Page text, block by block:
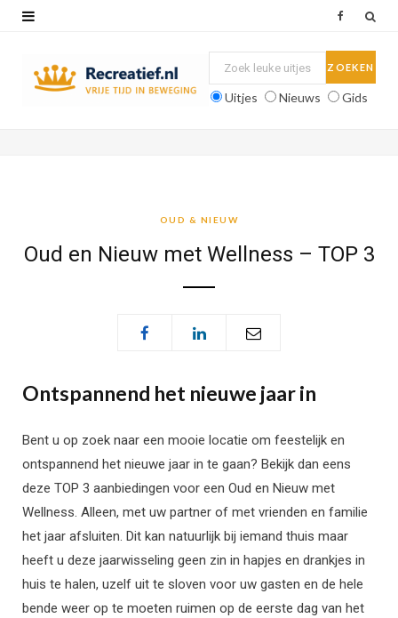
Uitjes Nieuws Gids
OUD & NIEUW
Oud en Nieuw met Wellness – TOP 3
Ontspannend het nieuwe jaar in
Bent u op zoek naar een mooie locatie om feestelijk en
ontspannend het nieuwe jaar in te gaan? Bekijk dan eens
deze TOP 3 aanbiedingen voor een Oud en Nieuw met
Wellness. Alleen, met uw partner of met vrienden en familie
het jaar afsluiten. Dit kan natuurlijk bij iemand thuis maar
heeft u deze jaarwisseling geen zin in hapjes en drankjes in
huis te halen, uzelf uit te sloven voor uw gasten en de hele
bende weer op te moeten ruimen op de eerste dag van het